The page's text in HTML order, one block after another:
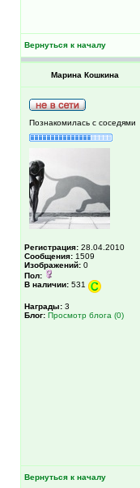
Вернуться к началу
Марина Кошкина
Познакомилась с соседями
Регистрация: 28.04.2010
Сообщения: 1509
Изображений: 0
Пол:
В наличии: 531
Награды: 3
Блог: Просмотр блога (0)
Вернуться к началу